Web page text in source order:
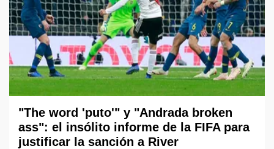
"The word 'puto'" y "Andrada broken
ass": el insólito informe de la FIFA para
justificar la sanción a River